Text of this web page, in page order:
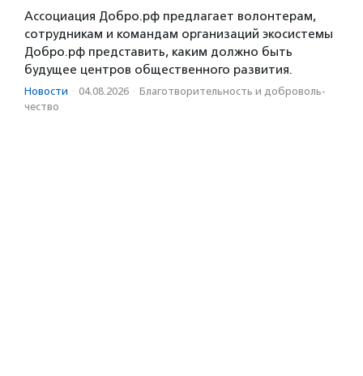
Ассоциация Добро.рф предлагает волонтерам,
сотрудникам и командам организаций экосистемы
Добро.рф представить, каким должно быть
будущее центров общественного развития.
Новости · 04.08.2026 · Благотвори­тель­ность и доброволь­
чест­во